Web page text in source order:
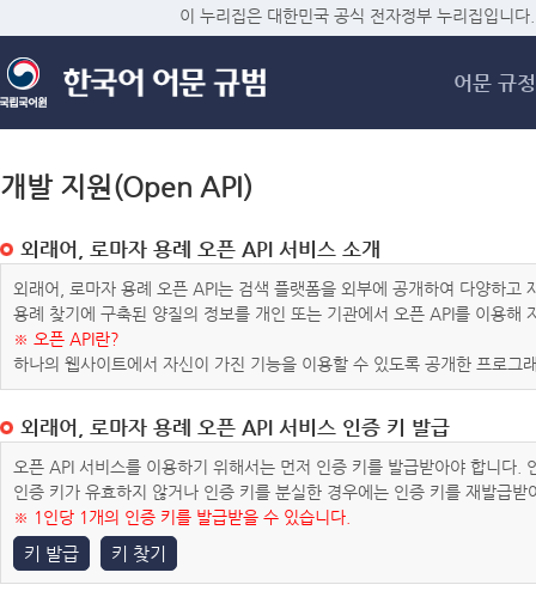
메
이 누리집은 대한민국 공식 전자정부 누리집입니다.
어문 규정
개발 지원(Open API)
외래어, 로마자 용례 오픈 API 서비스 소개
외래어, 로마자 용례 오픈 API는 검색 플랫폼을 외부에 공개하여 다양하
용례 찾기에 구축된 양질의 정보를 개인 또는 기관에서 오픈 API를 이용해
※ 오픈 API란?
하나의 웹사이트에서 자신이 가진 기능을 이용할 수 있도록 공개한 프로그
외래어, 로마자 용례 오픈 API 서비스 인증 키 발급
오픈 API 서비스를 이용하기 위해서는 먼저 인증 키를 발급받아야 합니다
인증 키가 유효하지 않거나 인증 키를 분실한 경우에는 인증 키를 재발급받
※ 1인당 1개의 인증 키를 발급받을 수 있습니다.
키 발급 키 찾기